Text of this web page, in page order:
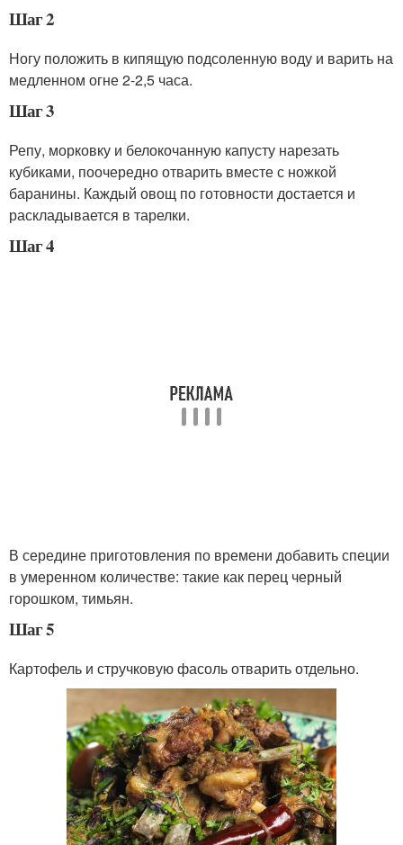
Шаг 2
Ногу положить в кипящую подсоленную воду и варить на
медленном огне 2-2,5 часа.
Шаг 3
Репу, морковку и белокочанную капусту нарезать
кубиками, поочередно отварить вместе с ножкой
баранины. Каждый овощ по готовности достается и
раскладывается в тарелки.
Шаг 4
В середине приготовления по времени добавить специи
в умеренном количестве: такие как перец черный
горошком, тимьян.
Шаг 5
Картофель и стручковую фасоль отварить отдельно.